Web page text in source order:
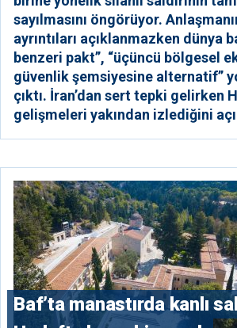
sayılmasını öngörüyor.
ayrıntıları açıklanmazken dünya
benzeri pakt”, “üçüncü bölgesel
güvenlik şemsiyesine alternatif”
çıktı. İran’dan sert tepki gelirken
gelişmeleri yakından izlediğini
Baf’ta manastırda kanlı